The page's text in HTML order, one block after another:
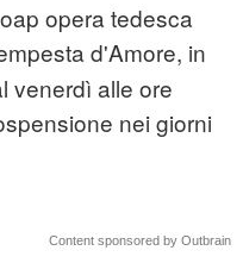
opera tedesca
d'Amore, in
venerdì alle ore
nei giorni
Content sponsored by Outbrain